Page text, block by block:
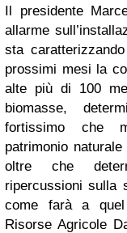
Il presidente
allarme
sta
prossimi mesi la
alte più di 100
biomasse,
fortissimo che
patrimonio
oltre che
ripercussioni sulla
come farà a quel
Risorse Agricole